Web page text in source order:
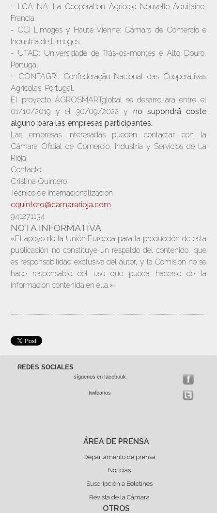
- LCA NA: La Coopération Agricole Nouvelle-Aquitaine,
Francia.
- CCI Limoges y Haute Vienne: Cámara de Comercio e
Industria de Limoges.
- UTAD: Universidade de Trás-os-montes e Alto Douro,
Portugal.
- CONFAGRI: Confederação Nacional das Cooperativas
Agrícolas, Portugal.
El proyecto AGROSMARTglobal se desarrollará entre el
01/10/2019 y el 30/09/2022 y no supondrá coste
alguno para las empresas participantes.
Las empresas interesadas pueden contactar con la
Cámara Oficial de Comercio, Industria y Servicios de La
Rioja.
Contacto:
Cristina Quintero
Técnico de Internacionalización
cquintero@camararioja.com
941271134
NOTA INFORMATIVA
«El apoyo de la Unión Europea para la producción de esta
publicación no constituye un respaldo del contenido, que
es responsabilidad exclusiva del autor, y la Comisión no se
hace responsable del uso que pueda hacerse de la
información contenida en ella.»
REDES SOCIALES
síguenos en facebook
twiteanos
ÁREA DE PRENSA
Departamento de prensa
Noticias
Suscripción a Boletínes
Revista de la Cámara
OTROS